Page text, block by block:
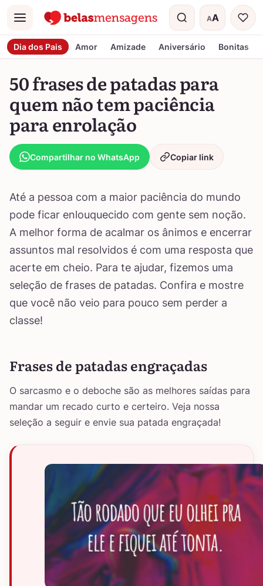
Menu AA
Tamanho do
Dia dos Pais Amor Amizade Aniversário Bonitas
50 frases de patadas para
quem não tem paciência
para enrolação
Compartilhar no WhatsApp Copiar link
Até a pessoa com a maior paciência do mundo
pode ficar enlouquecido com gente sem noção.
A melhor forma de acalmar os ânimos e encerrar
assuntos mal resolvidos é com uma resposta que
acerte em cheio. Para te ajudar, fizemos uma
seleção de frases de patadas. Confira e mostre
que você não veio para pouco sem perder a
classe!
Frases de patadas engraçadas
O sarcasmo e o deboche são as melhores saídas para
mandar um recado curto e certeiro. Veja nossa
seleção a seguir e envie sua patada engraçada!